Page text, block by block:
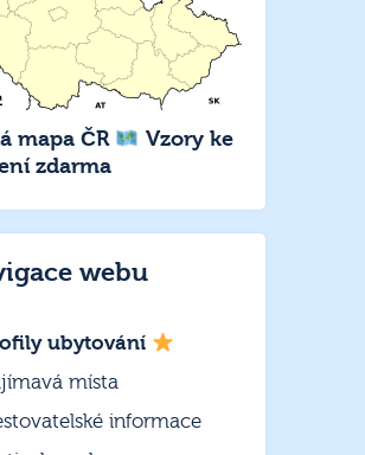
mapa ČR
Vzory ke
zdarma
webu
ubytování
místa
informace